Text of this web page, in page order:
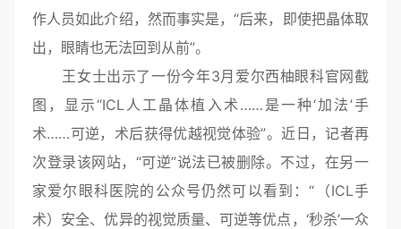
作人员如此介绍，然而事实是，“后来，即使把晶体取
出，眼睛也无法回到从前”。
王女士出示了一份今年3月爱尔西柚眼科官网截
图，显示“ICL人工晶体植入术……是一种‘加法’手
术……可逆，术后获得优越视觉体验”。近日，记者再
次登录该网站，“可逆”说法已被删除。不过，在另一
家爱尔眼科医院的公众号仍然可以看到：“（ICL手
术）安全、优异的视觉质量、可逆等优点，‘秒杀’一众